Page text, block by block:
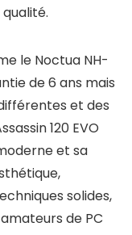
le Noctua NH-
de 6 ans mais
et des
120 EVO
et sa
solides,
de PC